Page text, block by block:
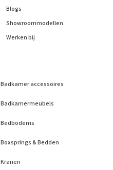
Badkamer accessoires
Badkamermeubels
Bedbodems
Boxsprings & Bedden
Kranen
Blogs
Showroommodellen
Werken bij